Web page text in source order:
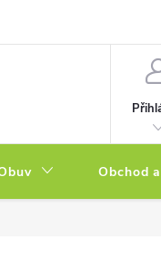
Podmínky ochrany
Obchod